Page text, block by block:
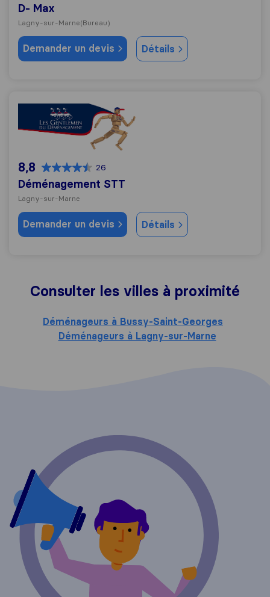
D- Max
Lagny-sur-Marne(Bureau)
Demander un devis Détails
Déménagement STT
8,8 26
Déménagement STT
Lagny-sur-Marne
Demander un devis Détails
Consulter les villes à proximité
Déménageurs à Bussy-Saint-Georges
Déménageurs à Lagny-sur-Marne